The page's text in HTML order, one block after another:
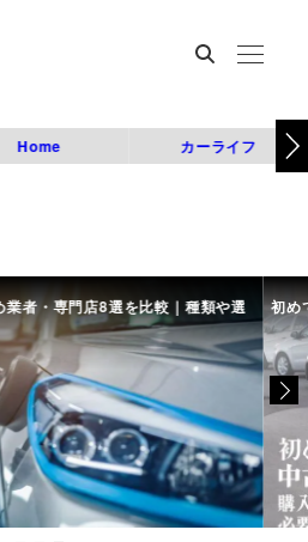
Home カーライフ
者・専門店8選を比較｜種類や選 初め